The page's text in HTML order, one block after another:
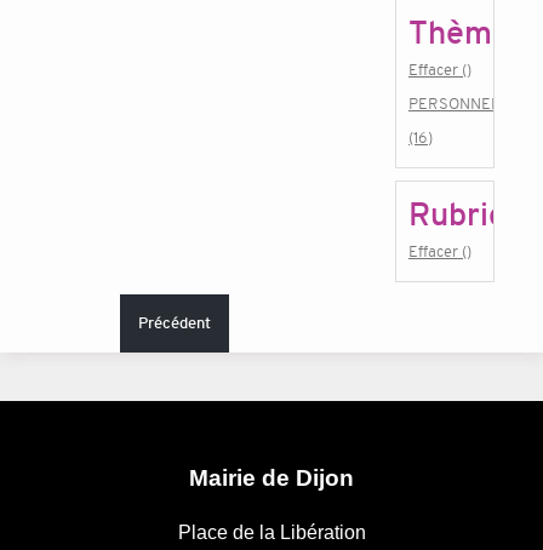
Thème
Effacer ()
PERSONNEL
(16)
Rubrique
Effacer ()
Précédent
Mairie de Dijon
Place de la Libération